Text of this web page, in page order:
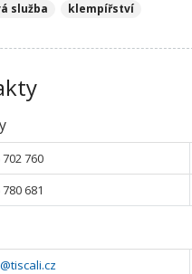
služba klempířství
760
681